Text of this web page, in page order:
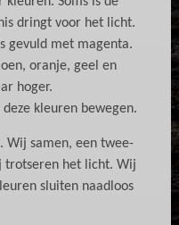
dringt voor het licht.
gevuld met magenta.
oranje, geel en
hoger.
kleuren bewegen.
Wij samen, een twee-
trotseren het licht. Wij
sluiten naadloos